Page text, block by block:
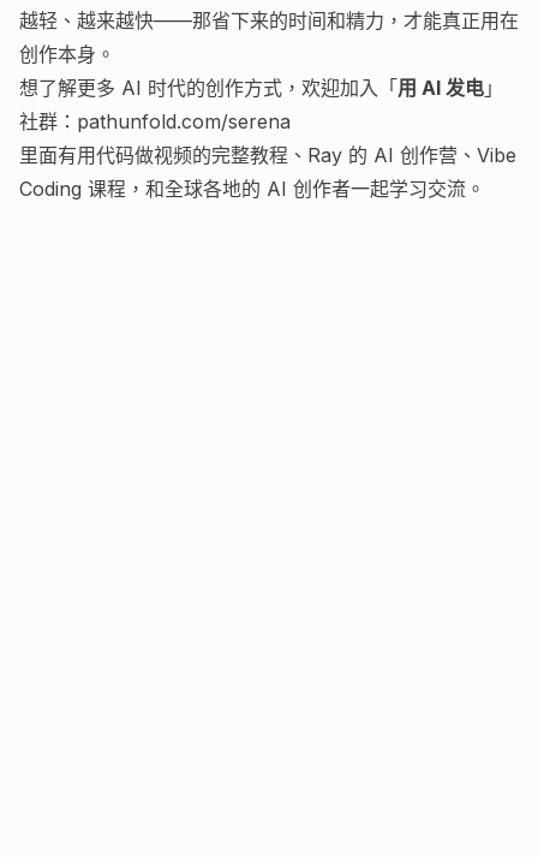
越轻、越来越快——那省下来的时间和精力，才能真正用在
创作本身。
想了解更多 AI 时代的创作方式，欢迎加入「用 AI 发电 」
社群： pathunfold.com/serena
里面有用代码做视频的完整教程、Ray 的 AI 创作营、Vibe
Coding 课程，和全球各地的 AI 创作者一起学习交流。